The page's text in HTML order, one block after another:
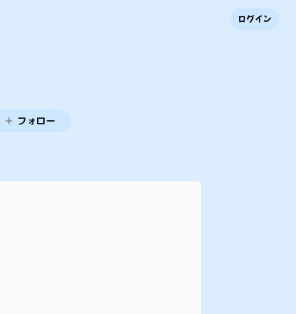
ログイン
フォロー